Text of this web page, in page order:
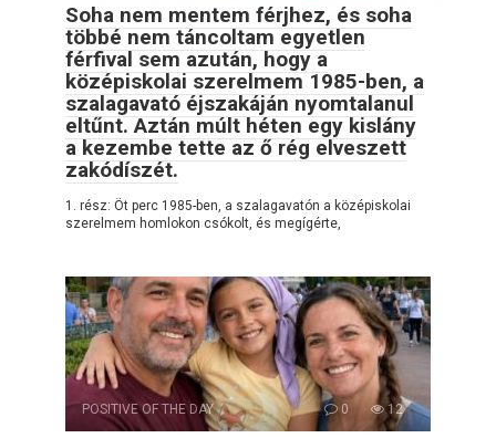
Soha nem mentem férjhez, és soha
többé nem táncoltam egyetlen
férfival sem azután, hogy a
középiskolai szerelmem 1985-ben, a
szalagavató éjszakáján nyomtalanul
eltűnt. Aztán múlt héten egy kislány
a kezembe tette az ő rég elveszett
zakódíszét.
1. rész: Öt perc 1985-ben, a szalagavatón a középiskolai
szerelmem homlokon csókolt, és megígérte,
POSITIVE OF THE DAY 0 12